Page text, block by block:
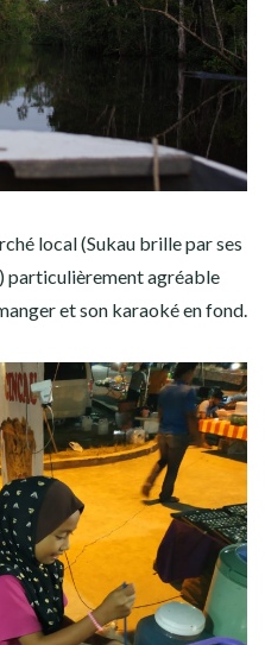
local (Sukau brille par ses
particulièrement agréable
et son karaoké en fond.